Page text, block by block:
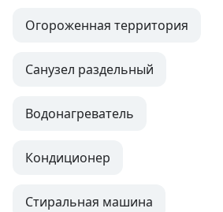
Огороженная территория
Санузел раздельный
Водонагреватель
Кондиционер
Стиральная машина